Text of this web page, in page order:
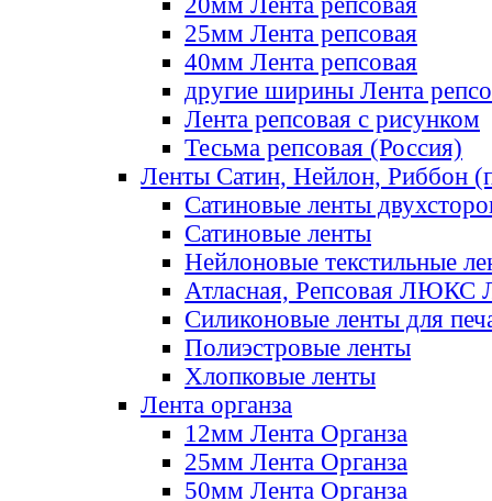
25мм Лента репсовая
40мм Лента репсовая
другие ширины Лента
Лента репсовая с рисунком
Тесьма репсовая (Россия)
Ленты Сатин, Нейлон, Риббон
Сатиновые ленты
Сатиновые ленты
Нейлоновые текстильные
Атласная, Репсовая ЛЮКС
Силиконовые ленты для
Полиэстровые ленты
Хлопковые ленты
Лента органза
12мм Лента Органза
25мм Лента Органза
50мм Лента Органза